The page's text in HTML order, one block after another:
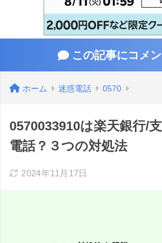
この記事にコメ
ホーム 迷惑電話 0570
0570033910は楽天銀行/
電話？３つの対処法
2024年11月17日